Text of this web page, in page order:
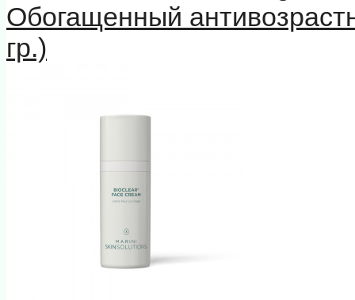
Обогащенный
гр.)